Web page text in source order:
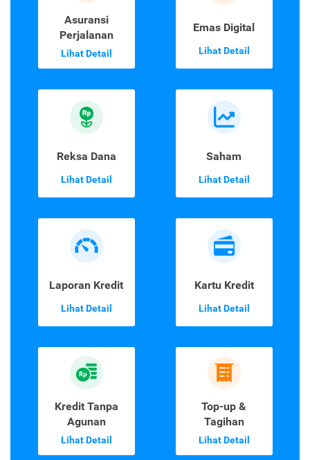
Asuransi
Perjalanan
Lihat Detail
Emas Digital
Lihat Detail
Reksa Dana
Lihat Detail
Saham
Lihat Detail
Laporan Kredit
Lihat Detail
Kartu Kredit
Lihat Detail
Kredit Tanpa
Agunan
Lihat Detail
Top-up &
Tagihan
Lihat Detail